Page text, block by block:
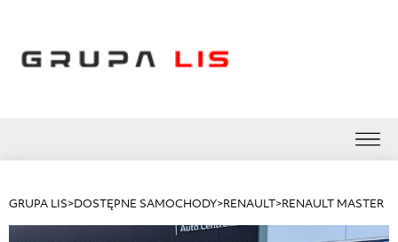
GRUPA LIS>DOSTĘPNE SAMOCHODY>RENAULT>RENAULT MASTER